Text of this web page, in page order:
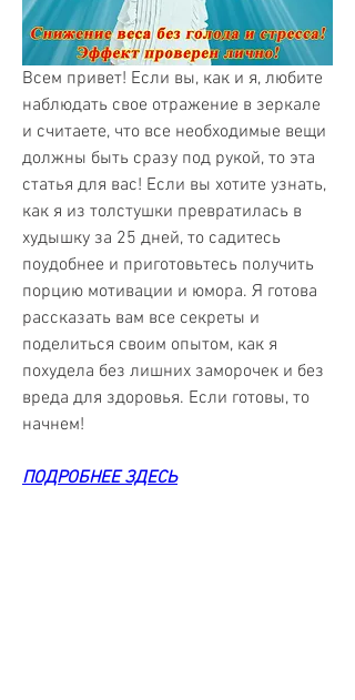
Всем привет! Если вы, как и я, любите
наблюдать свое отражение в зеркале
и считаете, что все необходимые вещи
должны быть сразу под рукой, то эта
статья для вас! Если вы хотите узнать,
как я из толстушки превратилась в
худышку за 25 дней, то садитесь
поудобнее и приготовьтесь получить
порцию мотивации и юмора. Я готова
рассказать вам все секреты и
поделиться своим опытом, как я
похудела без лишних заморочек и без
вреда для здоровья. Если готовы, то
начнем!
ПОДРОБНЕЕ ЗДЕСЬ